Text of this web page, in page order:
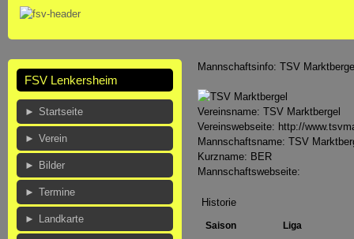
FSV Lenkersheim
Startseite
Verein
Bilder
Termine
Landkarte
Mannschaftsinfo: TSV
Vereinsname: TSV Marktbergel
Vereinswebseite: http://
Mannschaftsname: TSV
Kurzname: BER
Mannschaftswebseite:
Historie
Saison Liga